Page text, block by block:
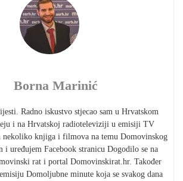
Borna Marinić
Radno iskustvo stjecao sam u Hrvatskom
i na Hrvatskoj radioteleviziji u emisiji TV
nekoliko knjiga i filmova na temu Domovinskog
i uređujem Facebook stranicu Dogodilo se na
rat i portal Domovinskirat.hr. Također
Domoljubne minute koja se svakog dana